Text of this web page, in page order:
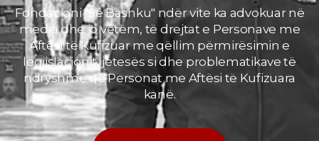
Fondacioni "Së Bashku" ndër vite ka advokuar në
media dhe jo vetëm, të drejtat e Personave me
Aftësi të Kufizuar me qëllim përmirësimin e
legjislacionit, jetesës si dhe problematikave të
ndryshme që Personat me Aftësi të Kufizuara
kanë.